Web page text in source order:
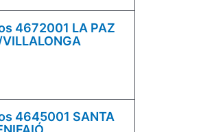
4672001 LA PAZ
4645001 SANTA